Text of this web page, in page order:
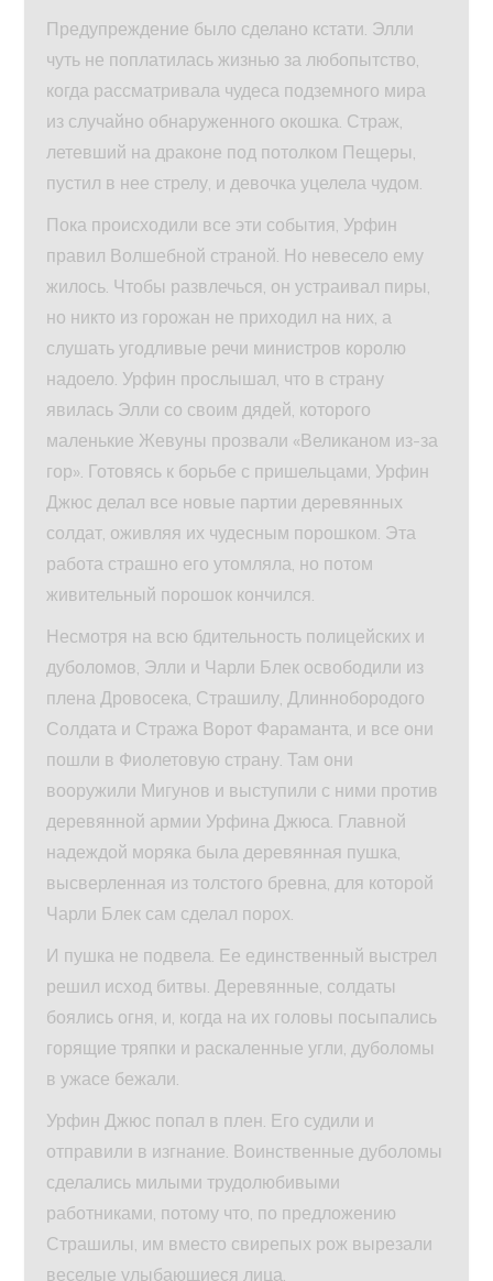
Предупреждение было сделано кстати. Элли
чуть не поплатилась жизнью за любопытство,
когда рассматривала чудеса подземного мира
из случайно обнаруженного окошка. Страж,
летевший на драконе под потолком Пещеры,
пустил в нее стрелу, и девочка уцелела чудом.
Пока происходили все эти события, Урфин
правил Волшебной страной. Но невесело ему
жилось. Чтобы развлечься, он устраивал пиры,
но никто из горожан не приходил на них, а
слушать угодливые речи министров королю
надоело. Урфин прослышал, что в страну
явилась Элли со своим дядей, которого
маленькие Жевуны прозвали «Великаном из-за
гор». Готовясь к борьбе с пришельцами, Урфин
Джюс делал все новые партии деревянных
солдат, оживляя их чудесным порошком. Эта
работа страшно его утомляла, но потом
живительный порошок кончился.
Несмотря на всю бдительность полицейских и
дуболомов, Элли и Чарли Блек освободили из
плена Дровосека, Страшилу, Длиннобородого
Солдата и Стража Ворот Фараманта, и все они
пошли в Фиолетовую страну. Там они
вооружили Мигунов и выступили с ними против
деревянной армии Урфина Джюса. Главной
надеждой моряка была деревянная пушка,
высверленная из толстого бревна, для которой
Чарли Блек сам сделал порох.
И пушка не подвела. Ее единственный выстрел
решил исход битвы. Деревянные, солдаты
боялись огня, и, когда на их головы посыпались
горящие тряпки и раскаленные угли, дуболомы
в ужасе бежали.
Урфин Джюс попал в плен. Его судили и
отправили в изгнание. Воинственные дуболомы
сделались милыми трудолюбивыми
работниками, потому что, по предложению
Страшилы, им вместо свирепых рож вырезали
веселые улыбающиеся лица.